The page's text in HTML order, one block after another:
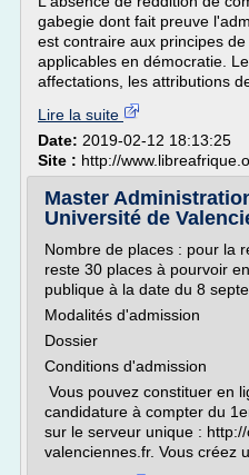
gabegie dont fait preuve
est contraire aux principes
applicables en démocratie.
affectations, les attributions
Lire la suite
Date: 2019-02-12 18:13:25
Site : http://
Master
Université de
Nombre de places : pour la
reste 30 places à pourvoir
publique à la date du 8
Modalités d'admission
Dossier
Conditions d'admission
Vous pouvez constituer en
candidature à compter du
sur le serveur unique :
valenciennes.fr. Vous créez